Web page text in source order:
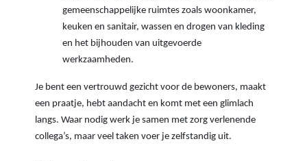
gemeenschappelijke ruimtes zoals woonkamer,
keuken en sanitair, wassen en drogen van kleding
en het bijhouden van uitgevoerde
werkzaamheden.
Je bent een vertrouwd gezicht voor de bewoners, maakt
een praatje, hebt aandacht en komt met een glimlach
langs. Waar nodig werk je samen met zorg verlenende
collega’s, maar veel taken voer je zelfstandig uit.